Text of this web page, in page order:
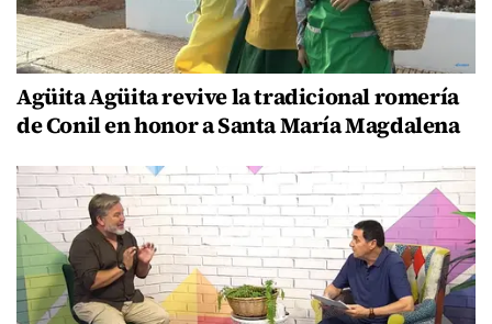
Agüita Agüita revive la tradicional romería
de Conil en honor a Santa María Magdalena